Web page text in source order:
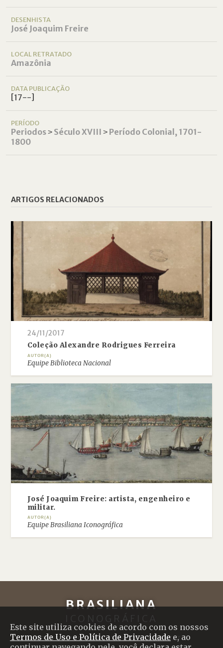
Este site utiliza cookies de acordo com os nossos
Termos de Uso e Política de Privacidade e, ao
DESENHISTA
José Joaquim Freire
LOCAL RETRATADO
Amazônia
DATA PUBLICAÇÃO
[17--]
PERÍODO
Periodos˃ Século XVIII ˃ Período Colonial, 1701-
1800
ARTIGOS RELACIONADOS
24/11/2017
Coleção Alexandre Rodrigues Ferreira
AUTOR(A)
Equipe Biblioteca Nacional
José Joaquim Freire: artista, engenheiro e
militar.
AUTOR(A)
Equipe Brasiliana Iconográfica
BRASILIANA
ICONOGRÁFICA
SOBRE O PROJETO |CRÉDITOS|CONTATO